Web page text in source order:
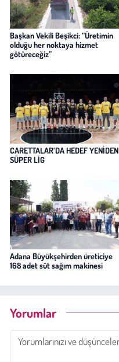
Başkan Vekili Beşikci: “Üretimin
olduğu her noktaya hizmet
götüreceğiz”
CARETTALAR’DA HEDEF YENİDEN
SÜPER LİG
Adana Büyükşehirden üreticiye
168 adet süt sağım makinesi
Yorumlar